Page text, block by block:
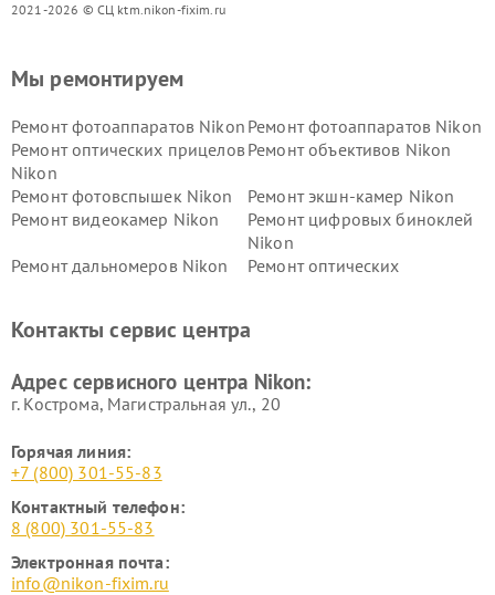
2021-2026 © СЦ ktm.nikon-fixim.ru
Мы ремонтируем
Ремонт фотоаппаратов Nikon Ремонт фотоаппаратов Nikon
Ремонт оптических прицелов
Nikon
Ремонт объективов Nikon
Ремонт фотовспышек Nikon
Ремонт экшн-камер Nikon
Ремонт видеокамер Nikon
Ремонт цифровых биноклей
Nikon
Ремонт дальномеров Nikon
Ремонт оптических
Контакты сервис центра
Адрес сервисного центра Nikon:
г. Кострома, Магистральная ул., 20
Горячая линия:
+7 (800) 301-55-83
Контактный телефон:
8 (800) 301-55-83
Электронная почта:
info@nikon-fixim.ru